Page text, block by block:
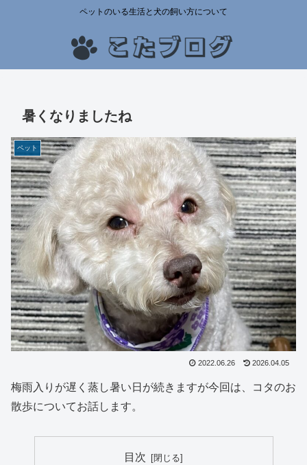
ペットのいる生活と犬の飼い方について
暑くなりましたね
ペット
2022.06.26 2026.04.05
梅雨入りが遅く蒸し暑い日が続きますが今回は、コタのお
散歩についてお話します。
目次